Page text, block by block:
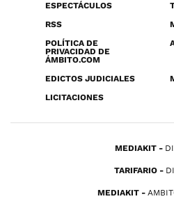
ESPECTÁCULOS
RSS
POLÍTICA DE
PRIVACIDAD DE
ÁMBITO.COM
EDICTOS JUDICIALES
LICITACIONES
MEDIAKIT
TARIFARIO
MEDIAKIT